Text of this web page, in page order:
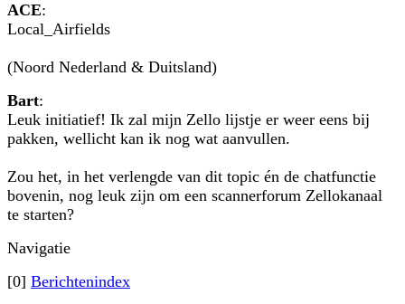
ACE:
Local_Airfields
(Noord Nederland & Duitsland)
Bart:
Leuk initiatief! Ik zal mijn Zello lijstje er weer eens bij
pakken, wellicht kan ik nog wat aanvullen.
Zou het, in het verlengde van dit topic én de chatfunctie
bovenin, nog leuk zijn om een scannerforum Zellokanaal
te starten?
Navigatie
[0] Berichtenindex